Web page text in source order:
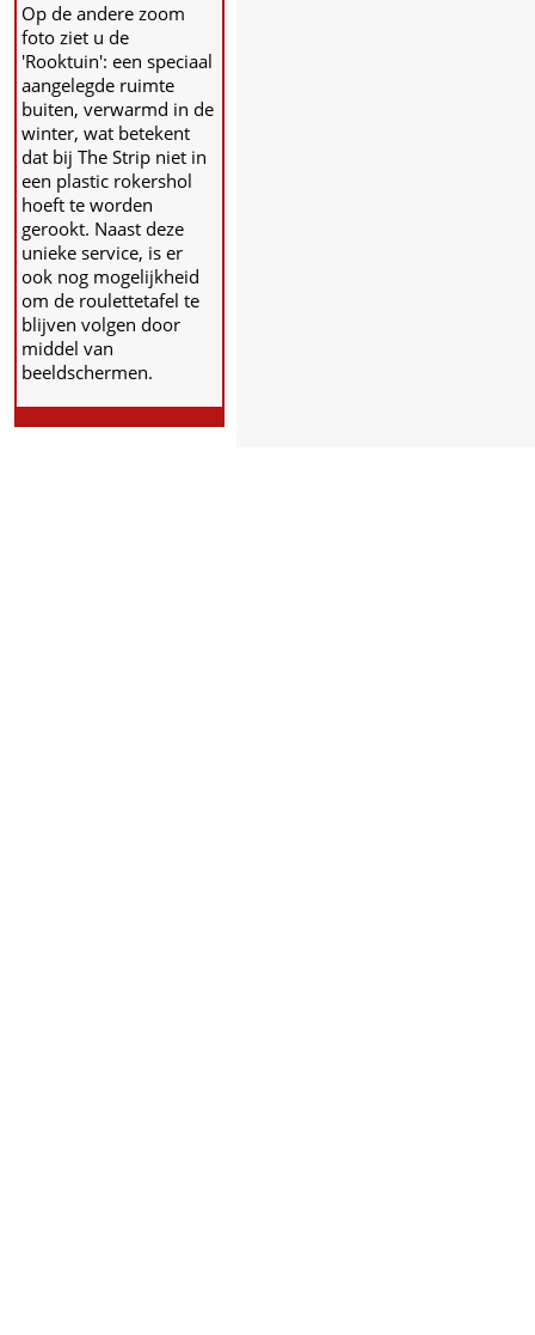
Op de andere zoom
foto ziet u de
'Rooktuin': een speciaal
aangelegde ruimte
buiten, verwarmd in de
winter, wat betekent
dat bij The Strip niet in
een plastic rokershol
hoeft te worden
gerookt. Naast deze
unieke service, is er
ook nog mogelijkheid
om de roulettetafel te
blijven volgen door
middel van
beeldschermen.